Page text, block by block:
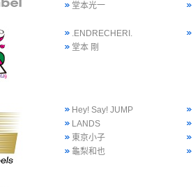
堂本光一
.ENDRECHERI.
堂本 剛
Hey! Say! JUMP
LANDS
東京小子
龜梨和也